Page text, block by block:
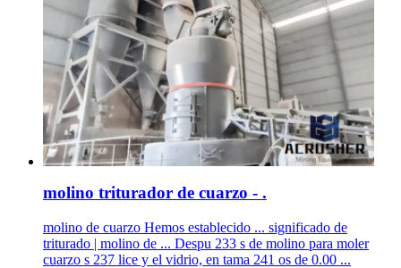
molino triturador de cuarzo - .
molino de cuarzo Hemos establecido ... significado de
triturado | molino de ... Despu 233 s de molino para moler
cuarzo s 237 lice y el vidrio, en tama 241 os de 0.00 ...